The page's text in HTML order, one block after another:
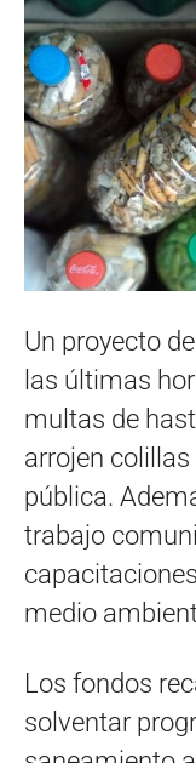
Un proyecto
las últimas
multas de
arrojen
pública.
trabajo
medio
Los fondos
solventar